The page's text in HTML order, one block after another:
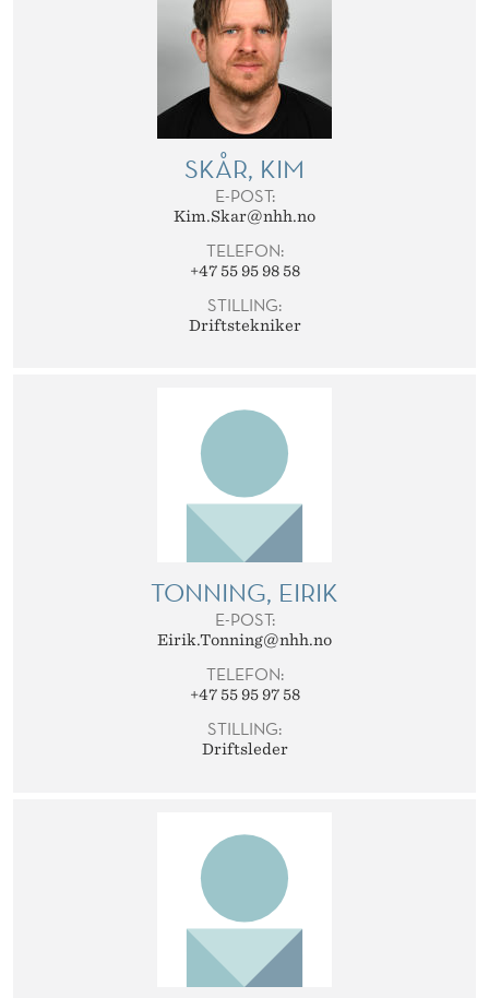
SKÅR, KIM
E-POST:
Kim.Skar@nhh.no
TELEFON:
+47 55 95 98 58
STILLING:
Driftstekniker
TONNING, EIRIK
E-POST:
Eirik.Tonning@nhh.no
TELEFON:
+47 55 95 97 58
STILLING:
Driftsleder